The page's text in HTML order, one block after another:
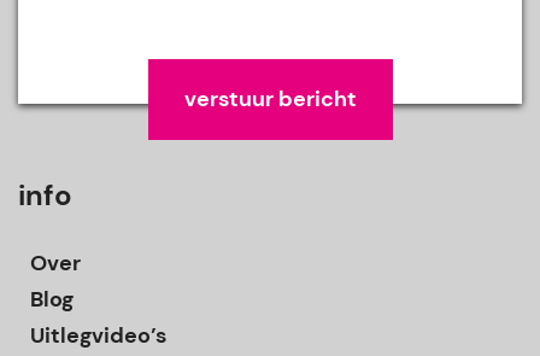
info
Over
Blog
Uitlegvideo’s